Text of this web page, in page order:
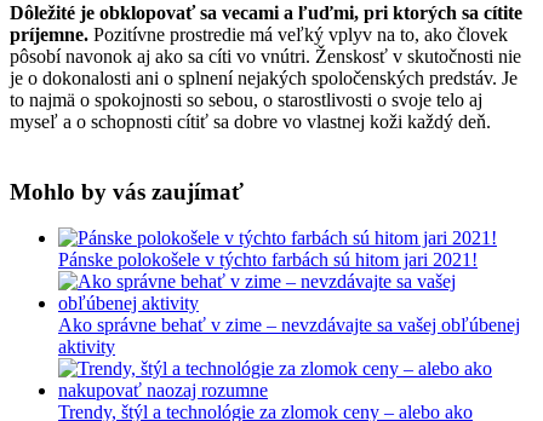
Dôležité je obklopovať sa vecami a ľuďmi, pri ktorých sa cítite
príjemne. Pozitívne prostredie má veľký vplyv na to, ako človek
pôsobí navonok aj ako sa cíti vo vnútri. Ženskosť v skutočnosti nie
je o dokonalosti ani o splnení nejakých spoločenských predstáv. Je
to najmä o spokojnosti so sebou, o starostlivosti o svoje telo aj
myseľ a o schopnosti cítiť sa dobre vo vlastnej koži každý deň.
Mohlo by vás zaujímať
Pánske polokošele v týchto farbách sú hitom jari 2021!
Ako správne behať v zime – nevzdávajte sa vašej obľúbenej
aktivity
Trendy, štýl a technológie za zlomok ceny – alebo ako